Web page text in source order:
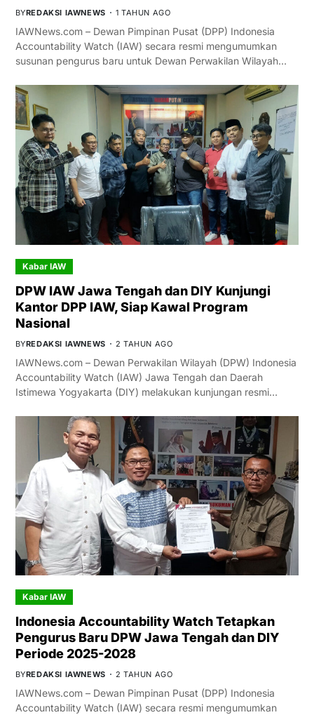
BYREDAKSI IAWNEWS 1 TAHUN AGO
IAWNews.com – Dewan Pimpinan Pusat (DPP) Indonesia
Accountability Watch (IAW) secara resmi mengumumkan
susunan pengurus baru untuk Dewan Perwakilan Wilayah…
Kabar IAW
DPW IAW Jawa Tengah dan DIY Kunjungi
Kantor DPP IAW, Siap Kawal Program
Nasional
BYREDAKSI IAWNEWS 2 TAHUN AGO
IAWNews.com – Dewan Perwakilan Wilayah (DPW) Indonesia
Accountability Watch (IAW) Jawa Tengah dan Daerah
Istimewa Yogyakarta (DIY) melakukan kunjungan resmi…
Kabar IAW
Indonesia Accountability Watch Tetapkan
Pengurus Baru DPW Jawa Tengah dan DIY
Periode 2025-2028
BYREDAKSI IAWNEWS 2 TAHUN AGO
IAWNews.com – Dewan Pimpinan Pusat (DPP) Indonesia
Accountability Watch (IAW) secara resmi mengumumkan